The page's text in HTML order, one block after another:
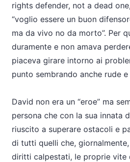
rights defender, not a dead
“voglio essere un buon
ma da vivo no da morto”. Per
duramente e non amava
piaceva girare intorno ai
punto sembrando anche rude
David non era un “eroe” ma
persona che con la sua innata
riuscito a superare ostacoli e
di tutti quelli che,
diritti calpestati, le proprie vite